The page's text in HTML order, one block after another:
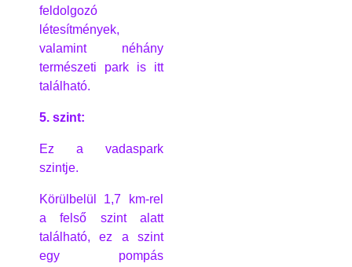
feldolgozó
létesítmények,
valamint néhány
természeti park is itt
található.
5. szint:
Ez a vadaspark
szintje.
Körülbelül 1,7 km-rel
a felső szint alatt
található, ez a szint
egy pompás